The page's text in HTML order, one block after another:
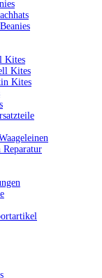
Kites
Kites
Kites
Reparatur